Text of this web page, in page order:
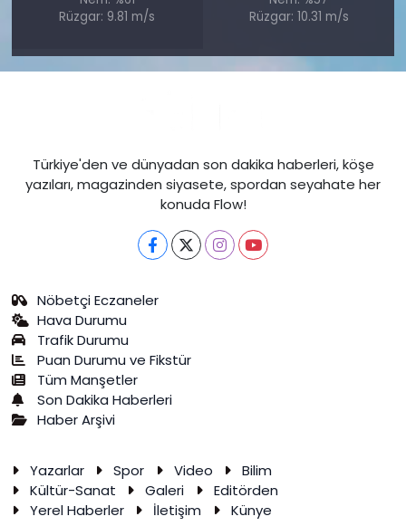
Rüzgar: 9.81 m/s
Rüzgar: 10.31 m/s
Türkiye'den ve dünyadan son dakika haberleri, köşe
yazıları, magazinden siyasete, spordan seyahate her
konuda Flow!
Nöbetçi Eczaneler
Hava Durumu
Trafik Durumu
Puan Durumu ve Fikstür
Tüm Manşetler
Son Dakika Haberleri
Haber Arşivi
Yazarlar Spor Video
Bilim
Kültür-Sanat
Galeri
Editörden
Yerel Haberler
İletişim Künye